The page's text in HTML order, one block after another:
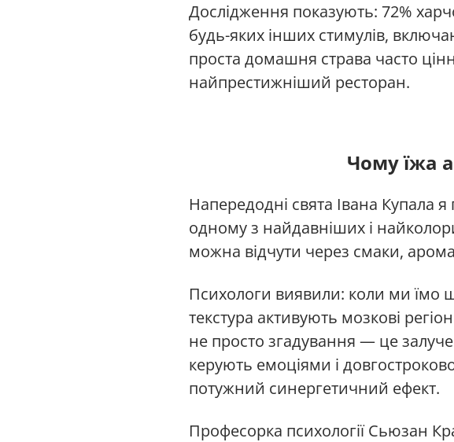
Дослідження показують: 72%
будь-яких інших стимулів,
проста домашня страва часто
найпрестижніший ресторан.
Чому їжа
Напередодні свята Івана Купала
одному з найдавніших і
можна відчути через смаки,
Психологи виявили: коли ми їмо
текстура активують мозкові
не просто згадування — це
керують емоціями і
потужний синергетичний ефект.
Професорка психології Сьюзан